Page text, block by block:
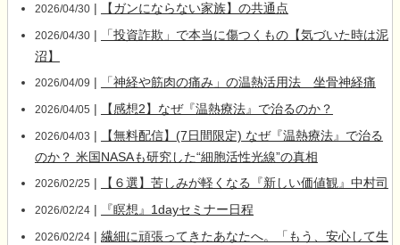
2026/04/30| 【ガンにならない家族】の共通点
2026/04/30|
「投資詐欺」で本当に傷つくもの【気づいた時は泥
沼】
2026/04/09 | 「神経や筋肉の痛み」の温熱活用法 坐骨神経痛
2026/04/05 | 【感想2】なぜ『温熱療法』で治るのか？
2026/04/03 |
【無料配信】(7日間限定) なぜ『温熱療法』で治る
のか？ 米国NASAも研究した“細胞活性光線”の真相
2026/02/25 | 【６選】苦しみが軽くなる『新しい価値観』中村司
2026/02/24| 『瞑想』1dayセミナー日程
2026/02/24| 繊細に頑張ってきたあなたへ。「もう、安心して生